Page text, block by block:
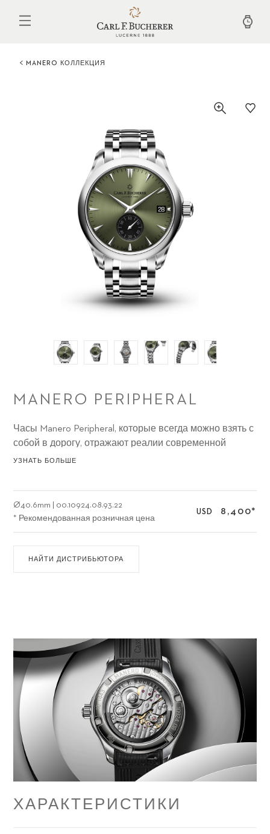
основному
MANERO КОЛЛЕКЦИЯ
MANERO PERIPHERAL
Часы Manero Peripheral, которые всегда можно взять с
собой в дорогу, отражают реалии современной
жизни: естественные цвета напоминают о
свежим взглядом и зарядиться энергией для
решения задач завтрашнего дня.
УЗНАТЬ БОЛЬШЕ
Ø40.6mm
00.10924.08.93.22
* Рекомендованная розничная цена
USD 8,400*
НАЙТИ ДИСТРИБЬЮТОРА
ХАРАКТЕРИСТИКИ